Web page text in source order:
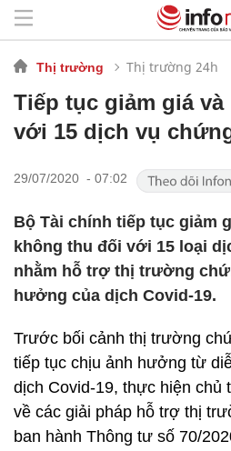
Thị trường Thị trường 24h
Tiếp tục giảm giá
với 15 dịch vụ
29/07/2020 - 07:02
Bộ Tài chính tiếp tục giảm
không thu đối với 15 loại
nhằm hỗ trợ thị trường
hưởng của dịch Covid-19.
Trước bối cảnh thị trường
tiếp tục chịu ảnh hưởng từ
dịch Covid-19, thực hiện chủ
về các giải pháp hỗ trợ thị
ban hành Thông tư số 70/